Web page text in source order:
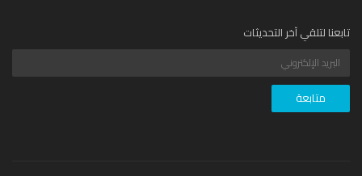
لتلقي آخر التحديثات